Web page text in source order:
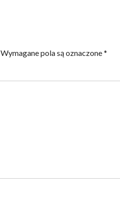
Wymagane pola są oznaczone*